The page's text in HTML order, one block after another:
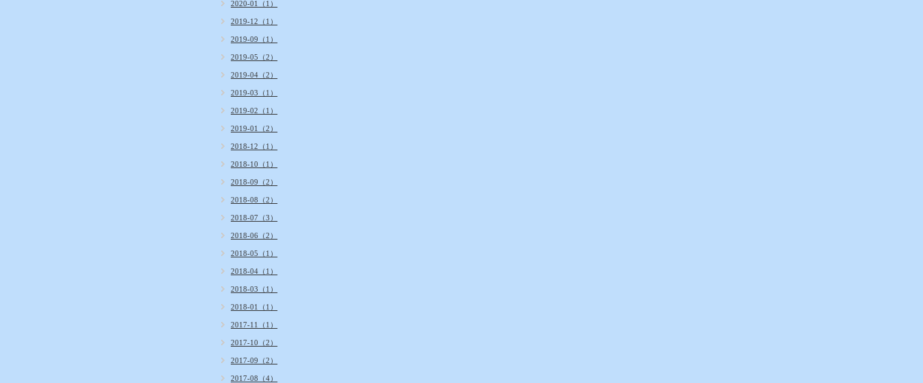
2020-01（1）
2019-12（1）
2019-09（1）
2019-05（2）
2019-04（2）
2019-03（1）
2019-02（1）
2019-01（2）
2018-12（1）
2018-10（1）
2018-09（2）
2018-08（2）
2018-07（3）
2018-06（2）
2018-05（1）
2018-04（1）
2018-03（1）
2018-01（1）
2017-11（1）
2017-10（2）
2017-09（2）
2017-08（4）